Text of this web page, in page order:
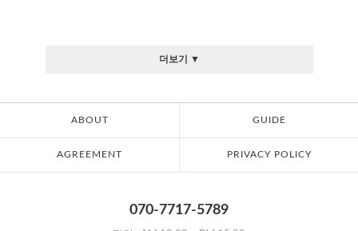
더보기 ▼
ABOUT GUIDE
AGREEMENT PRIVACY POLICY
070-7717-5789